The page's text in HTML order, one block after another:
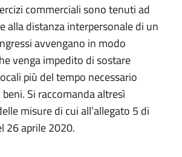
commerciali sono tenuti ad
alla distanza interpersonale di un
avvengano in modo
venga impedito di sostare
più del tempo necessario
beni. Si raccomanda altresì
misure di cui all’allegato 5 di
26 aprile 2020.